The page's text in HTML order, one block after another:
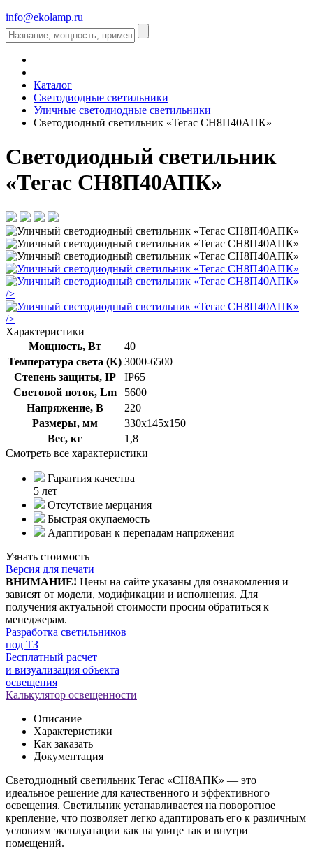
info@ekolamp.ru
Каталог
Светодиодные светильники
Уличные светодиодные светильники
Светодиодный светильник «Тегас СН8П40АПК»
Светодиодный светильник
«Тегас СН8П40АПК»
/>
/>
Характеристики
Мощность, Вт
40
Температура света (К) 3000-6500
Степень защиты, IP
IP65
Световой поток, Lm
5600
Напряжение, В
220
Размеры, мм
330х145х150
Вес, кг
1,8
Смотреть все характеристики
Гарантия качества
5 лет
Отсутствие мерцания
Быстрая окупаемость
Адаптирован к перепадам напряжения
Узнать стоимость
Версия для печати
ВНИМАНИЕ! Цены на сайте указаны для ознакомления и
зависят от модели, модификации и исполнения. Для
получения актуальной стоимости просим обратиться к
менеджерам.
Разработка светильников
под ТЗ
Бесплатный расчет
и визуализация объекта
освещения
Калькулятор освещенности
Описание
Характеристики
Как заказать
Документация
Светодиодный светильник Тегас «СН8АПК» — это
идеальное решение для качественного и эффективного
освещения. Светильник устанавливается на поворотное
крепление, что позволяет легко адаптировать его к различным
условиям эксплуатации как на улице так и внутри
помещений.